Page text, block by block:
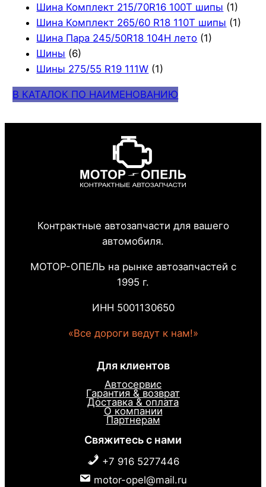
Шина Комплект 215/70R16 100T шипы (1)
Шина Комплект 265/60 R18 110T шипы (1)
Шина Пара 245/50R18 104H лето (1)
Шины (6)
Шины 275/55 R19 111W (1)
В КАТАЛОК ПО НАИМЕНОВАНИЮ
Контрактные автозапчасти для вашего
автомобиля.
МОТОР-ОПЕЛЬ на рынке автозапчастей с
1995 г.
ИНН 5001130650
«Все дороги ведут к нам!»
Для клиентов
Автосервис
Гарантия & возврат
Доставка & оплата
О компании
Партнерам
Свяжитесь с нами
+7 916 5277446
motor-opel@mail.ru